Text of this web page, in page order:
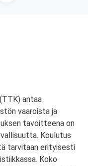
(TTK) antaa
vaaroista ja
tavoitteena on
Koulutus
tarvitaan erityisesti
Koko